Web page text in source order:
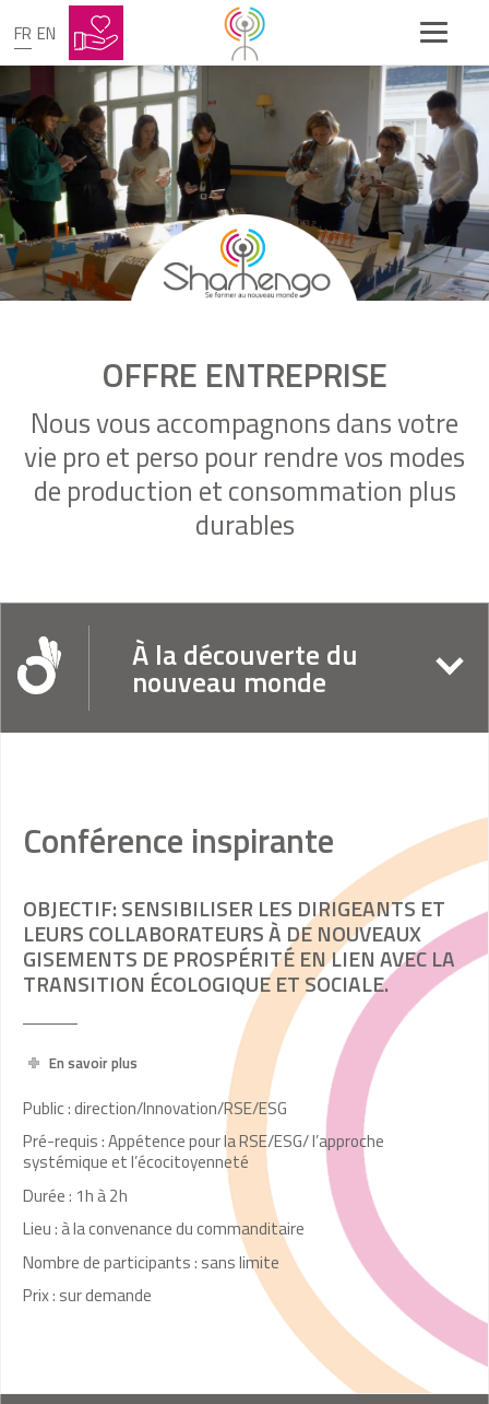
FR EN
OFFRE ENTREPRISE
Nous vous accompagnons dans votre
vie pro et perso pour rendre vos modes
de production et consommation plus
durables
À la découverte du
nouveau monde
Conférence inspirante
OBJECTIF: SENSIBILISER LES DIRIGEANTS ET
LEURS COLLABORATEURS À DE NOUVEAUX
GISEMENTS DE PROSPÉRITÉ EN LIEN AVEC LA
TRANSITION ÉCOLOGIQUE ET SOCIALE.
En savoir plus
Public : direction/Innovation/RSE/ESG
Pré-requis : Appétence pour la RSE/ESG/ l’approche
systémique et l’écocitoyenneté
Durée : 1h à 2h
Lieu : à la convenance du commanditaire
Nombre de participants : sans limite
Prix : sur demande